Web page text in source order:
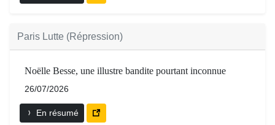
Paris Lutte (Répression)
Noëlle Besse, une illustre bandite pourtant inconnue
26/07/2026
En résumé